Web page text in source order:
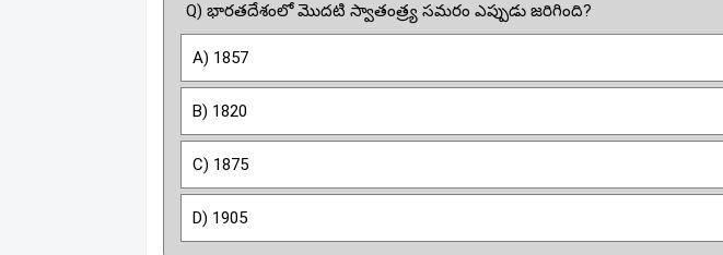
Q) భారతదేశంలో మొదటి స్వాతంత్ర్య సమరం ఎప్పుడు జరిగింది?
A) 1857
B) 1820
C) 1875
D) 1905